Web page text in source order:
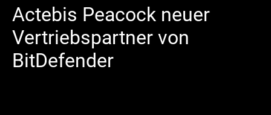
Actebis Peacock neuer
Vertriebspartner von
BitDefender